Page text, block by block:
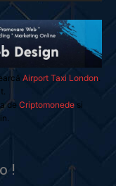
Airport Taxi London
de Criptomonedesi
!